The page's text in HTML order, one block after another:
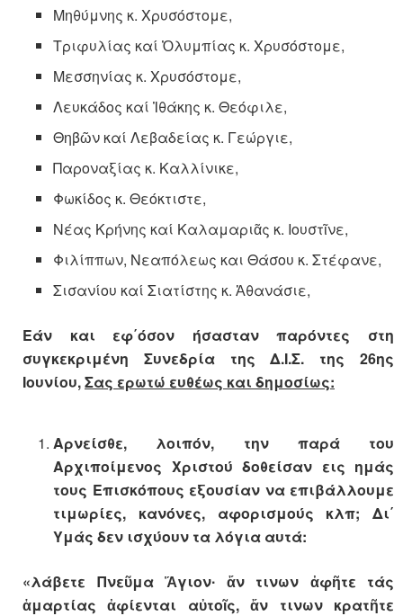
Μηθύμνης κ. Χρυσόστομε,
Τριφυλίας καί Ὀλυμπίας κ. Χρυσόστομε,
Μεσσηνίας κ. Χρυσόστομε,
Λευκάδος καί Ἰθάκης κ. Θεόφιλε,
Θηβῶν καί Λεβαδείας κ. Γεώργιε,
Παροναξίας κ. Καλλίνικε,
Φωκίδος κ. Θεόκτιστε,
Νέας Κρήνης καί Καλαμαριᾶς κ. Ιουστῖνε,
Φιλίππων, Νεαπόλεως και Θάσου κ. Στέφανε,
Σισανίου καί Σιατίστης κ. Ἀθανάσιε,
Εάν και εφ΄όσον ήσασταν παρόντες στη
συγκεκριμένη Συνεδρία της Δ.Ι.Σ. της 26ης
Ιουνίου,Σας ερωτώ ευθέως και δημοσίως:
Αρνείσθε, λοιπόν, την παρά του
Αρχιποίμενος Χριστού δοθείσαν εις ημάς
τους Επισκόπους εξουσίαν να επιβάλλουμε
τιμωρίες, κανόνες, αφορισμούς κλπ; Δι΄
Υμάς δεν ισχύουν τα λόγια αυτά:
«λάβετε Πνεῦμα Ἅγιον∙ ἄν τινων ἀφῆτε τάς
ἁμαρτίας ἀφίενται αὐτοῖς, ἄν τινων κρατῆτε